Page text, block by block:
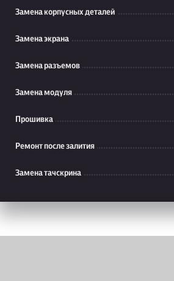
Замена корпусных деталей
Замена экрана
Замена разъемов
Замена модуля
Прошивка
Ремонт после залития
Замена тачскрина